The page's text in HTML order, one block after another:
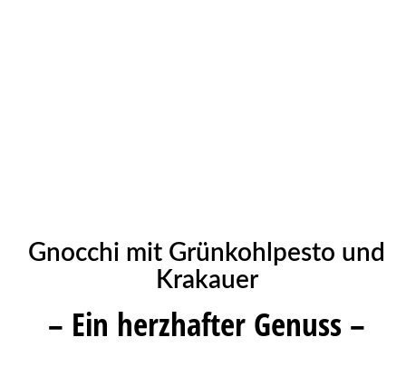
Gnocchi mit Grünkohlpesto und
Krakauer
– Ein herzhafter Genuss –